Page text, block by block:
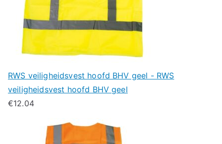
RWS veiligheidsvest hoofd BHV geel - RWS
veiligheidsvest hoofd BHV geel
€12.04